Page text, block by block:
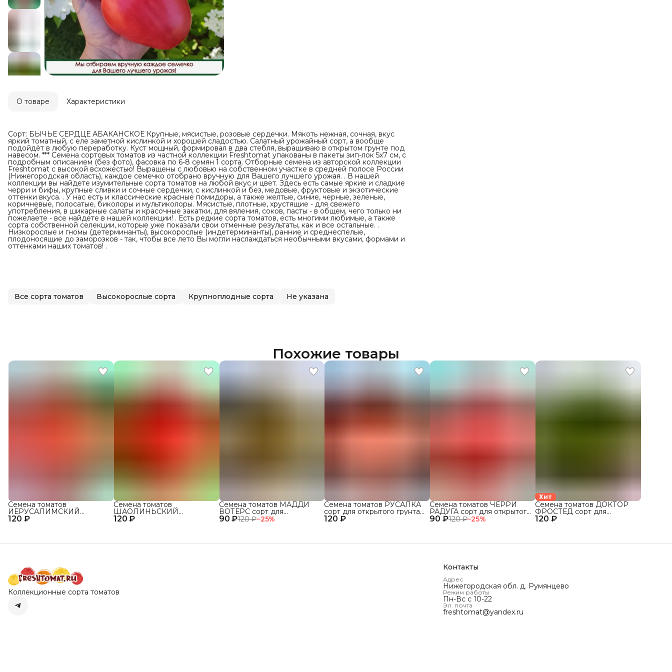
О товаре Характеристики
Сорт: БЫЧЬЕ СЕРДЦЕ АБАКАНСКОЕ Крупные, мясистые, розовые сердечки. Мякоть нежная, сочная, вкус
яркий томатный, с еле заметной кислинкой и хорошей сладостью. Салатный урожайный сорт, а вообще
подойдёт в любую переработку. Куст мощный, формировал в два стебля, выращиваю в открытом грунте под
навесом. *** Семена сортовых томатов из частной коллекции Freshtomat упакованы в пакеты зип-лок 5х7 см, с
подробным описанием (без фото), фасовка по 6-8 семян 1 сорта. Отборные семена из авторской коллекции
Freshtomat с высокой всхожестью! Выращены с любовью на собственном участке в средней полосе России
(Нижегородская область), каждое семечко отобрано вручную для Вашего лучшего урожая. . В нашей
коллекции вы найдете изумительные сорта томатов на любой вкус и цвет. Здесь есть самые яркие и сладкие
черри и бифы, крупные сливки и сочные сердечки, с кислинкой и без, медовые, фруктовые и экзотические
оттенки вкуса. . У нас есть и классические красные помидоры, а также желтые, синие, черные, зеленые,
коричневые, полосатые, биколоры и мультиколоры. Мясистые, плотные, хрустящие - для свежего
употребления, в шикарные салаты и красочные закатки, для вяления, соков, пасты - в общем, чего только ни
пожелаете - все найдете в нашей коллекции! . Есть редкие сорта томатов, есть многими любимые, а также
сорта собственной селекции, которые уже показали свои отменные результаты, как и все остальные. .
Низкорослые и гномы (детерминанты), высокорослые (индетерминанты), ранние и среднеспелые,
плодоносящие до заморозков - так, чтобы все лето Вы могли наслаждаться необычными вкусами, формами и
оттенками наших томатов! .
Все сорта томатов Высокорослые сорта Крупноплодные сорта Не указана
Похожие товары
120 ₽
Семена томатов
ИЕРУСАЛИМСКИЙ
ГИГАНТ сорт для открытого 120 ₽
Семена томатов
ШАОЛИНЬСКИЙ
ВЕЛИКАН сорт для 90 ₽120 ₽−25%
Семена томатов МАДДИ
ВОТЕРС сорт для
открытого грунта и теплиц 120 ₽
Семена томатов РУСАЛКА
сорт для открытого грунта
и теплиц 90 ₽120 ₽−25%
Семена томатов ЧЕРРИ
РАДУГА сорт для открытого
грунта и теплиц
Хит
120 ₽
Семена томатов ДОКТОР
ФРОСТЕД сорт для
открытого грунта и теплиц
Коллекционные сорта томатов
Контакты
Адрес
Нижегородская обл. д. Румянцево
Режим работы
Пн-Вс с 10-22
Эл. почта
freshtomat@yandex.ru